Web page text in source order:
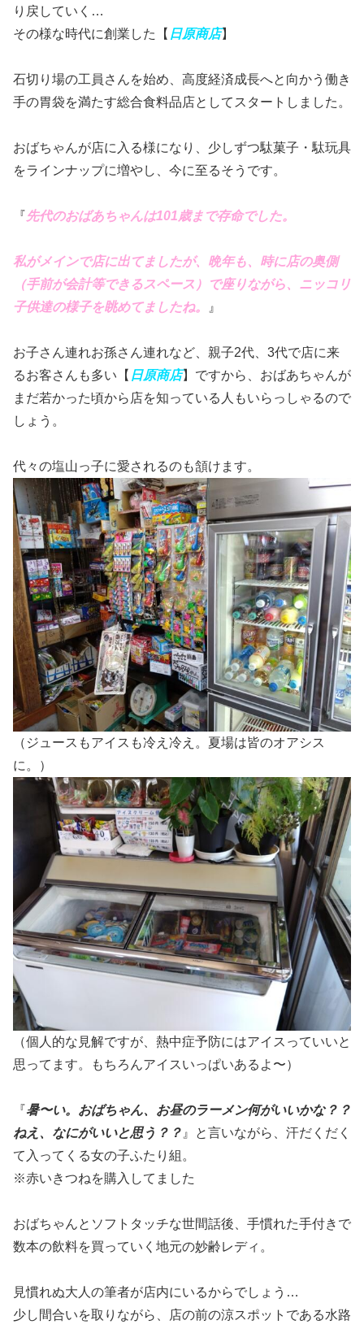
り戻していく…
その様な時代に創業した【 日原商店】
石切り場の工員さんを始め、高度経済成長へと向かう働き
手の胃袋を満たす総合食料品店としてスタートしました。
おばちゃんが店に入る様になり、少しずつ駄菓子・駄玩具
をラインナップに増やし、今に至るそうです。
『先代のおばあちゃんは101歳まで存命でした。
私がメインで店に出てましたが、晩年も、時に店の奥側
（手前が会計等できるスペース）で座りながら、ニッコリ
子供達の様子を眺めてましたね。
』
お子さん連れお孫さん連れなど、親子2代、3代で店に来
るお客さんも多い【 日原商店】ですから、おばあちゃんが
まだ若かった頃から店を知っている人もいらっしゃるので
しょう。
代々の塩山っ子に愛されるのも頷けます。
（ジュースもアイスも冷え冷え。夏場は皆のオアシス
に。）
（個人的な見解ですが、熱中症予防にはアイスっていいと
思ってます。もちろんアイスいっぱいあるよ〜）
『暑〜い。おばちゃん、お昼のラーメン何がいいかな？？
ねえ、なにがいいと思う？？ 』と言いながら、汗だくだく
て入ってくる女の子ふたり組。
※赤いきつねを購入してました
おばちゃんとソフトタッチな世間話後、手慣れた手付きで
数本の飲料を買っていく地元の妙齢レディ。
見慣れぬ大人の筆者が店内にいるからでしょう…
少し間合いを取りながら、店の前の涼スポットである水路